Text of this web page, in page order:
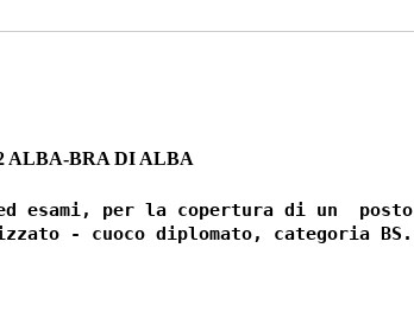
ALBA-BRA DI ALBA
esami, per la copertura di un  posto